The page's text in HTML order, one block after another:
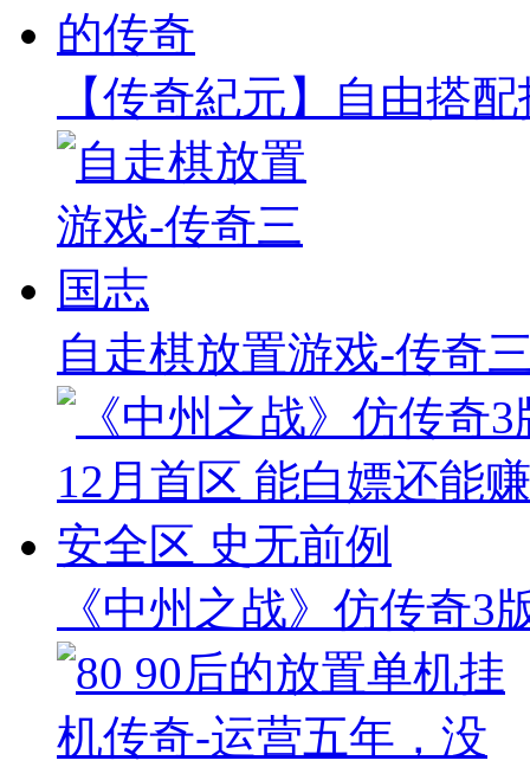
【传奇紀元】自由搭
自走棋放置游戏-传奇
《中州之战》仿传奇3